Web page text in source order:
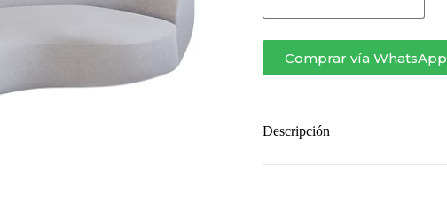
Izquierdo
con
Brazo
cantidad
Comprar vía WhatsApp
Descripción